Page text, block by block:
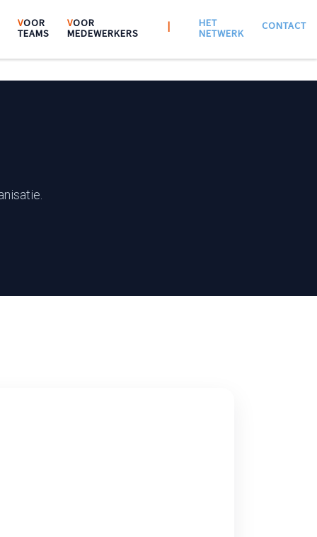
VOOR
TEAMS
VOOR
MEDEWERKERS
|
HET
NETWERK
CONTACT